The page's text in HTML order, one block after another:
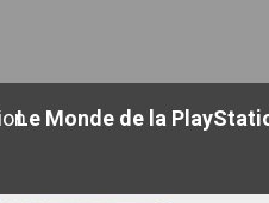
Le Monde de la